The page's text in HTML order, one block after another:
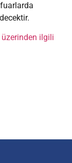
üzerinden ilgili